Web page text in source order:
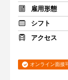
雇用形態
シフト
アクセス
オンライン面接